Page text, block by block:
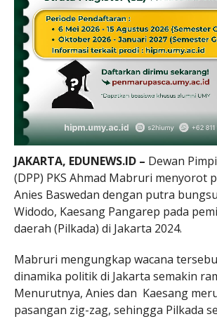
JAKARTA, EDUNEWS.ID – Dewan
(DPP) PKS Ahmad Mabruri menyorot
Anies Baswedan dengan putra
Widodo, Kaesang Pangarep pada
daerah (Pilkada) di Jakarta 2024.
Mabruri mengungkap wacana
dinamika politik di Jakarta semakin
Menurutnya, Anies dan Kaesang
pasangan zig-zag, sehingga Pilkada